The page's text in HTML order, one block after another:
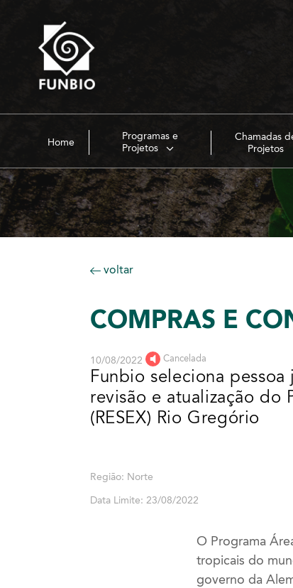
Home
Programas e
Projetos
Chamadas
Projetos
voltar
COMPRAS E
10/08/2022 Cancelada
Funbio seleciona
revisão e atualização do
(RESEX) Rio Gregório
Região: Norte
Data Limite: 23/08/2022
O Programa
tropicais do
governo da